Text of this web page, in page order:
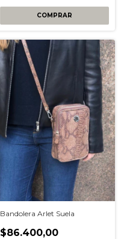
Bandolera Arlet Suela
$86.400,00